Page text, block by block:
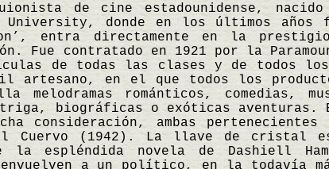
de cine estadounidense, nacido
donde en los últimos años
entra directamente en la
Fue contratado en 1921 por la
de todas las clases y de todos
artesano, en el que todos los
románticos, comedias,
biográficas o exóticas aventuras.
consideración, ambas
Cuervo (1942). La llave de cristal
la espléndida novela de Dashiell
a un político, en la todavía